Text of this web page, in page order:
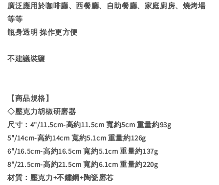
廣泛應用於咖啡廳、西餐廳、自助餐廳、家庭廚房、燒烤場
等等
瓶身透明 操作更方便
不建議裝鹽
【商品規格】
◇壓克力胡椒研磨器
尺寸：4"/11.5cm-高約11.5cm 寬約5cm 重量約93g
5"/14cm-高約14cm 寬約5.1cm 重量約126g
6"/16.5cm-高約16.5cm 寬約5.1cm 重量約137g
8"/21.5cm-高約21.5cm 寬約6.1cm 重量約220g
材質：壓克力+不鏽鋼+陶瓷磨芯